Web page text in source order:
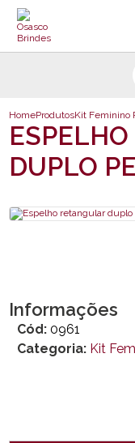
HomeProdutosKit Feminino
DUPLO
Informações
Cód: 0961
Categoria: Kit